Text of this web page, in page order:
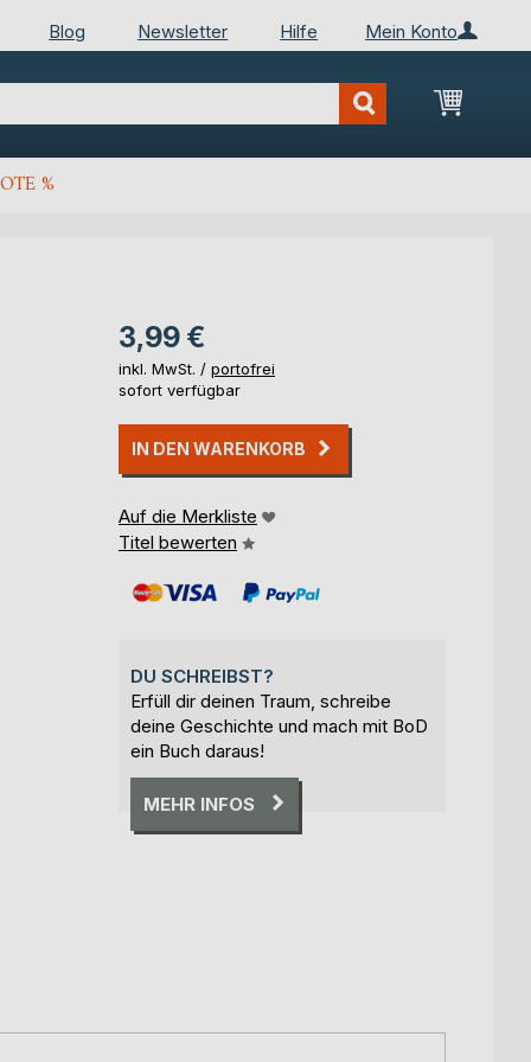
Mein Konto
Blog Newsletter Hilfe
Mein
%
3,99 €
inkl. MwSt. / portofrei
sofort verfügbar
IN DEN WARENKORB
Auf die Merkliste
Titel bewerten
DU SCHREIBST?
Erfüll dir deinen Traum, schreibe
deine Geschichte und mach mit BoD
ein Buch daraus!
MEHR INFOS